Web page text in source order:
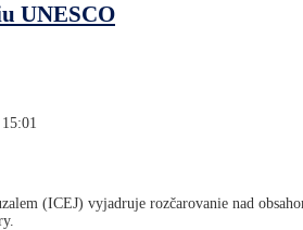
UNESCO
(ICEJ) vyjadruje rozčarovanie nad